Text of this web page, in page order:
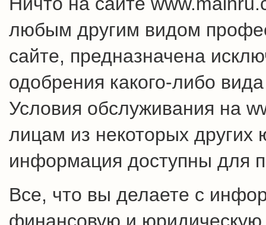
любым другим видом
сайте, предназначена
одобрения какого-либо
Условия обслуживания на
лицам из некоторых других
информация доступны для
Все, что вы делаете с